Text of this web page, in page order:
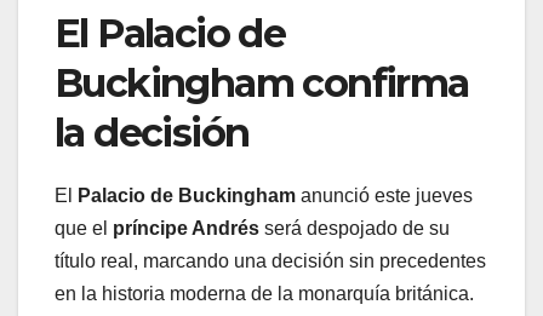
El Palacio de
Buckingham confirma
la decisión
El Palacio de Buckingham anunció este jueves
que el príncipe Andrés será despojado de su
título real, marcando una decisión sin precedentes
en la historia moderna de la monarquía británica.